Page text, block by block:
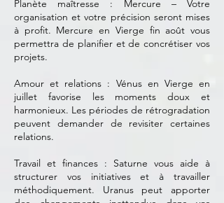
Planète maîtresse : Mercure – Votre
organisation et votre précision seront mises
à profit. Mercure en Vierge fin août vous
permettra de planifier et de concrétiser vos
projets.
Amour et relations : Vénus en Vierge en
juillet favorise les moments doux et
harmonieux. Les périodes de rétrogradation
peuvent demander de revisiter certaines
relations.
Travail et finances : Saturne vous aide à
structurer vos initiatives et à travailler
méthodiquement. Uranus peut apporter